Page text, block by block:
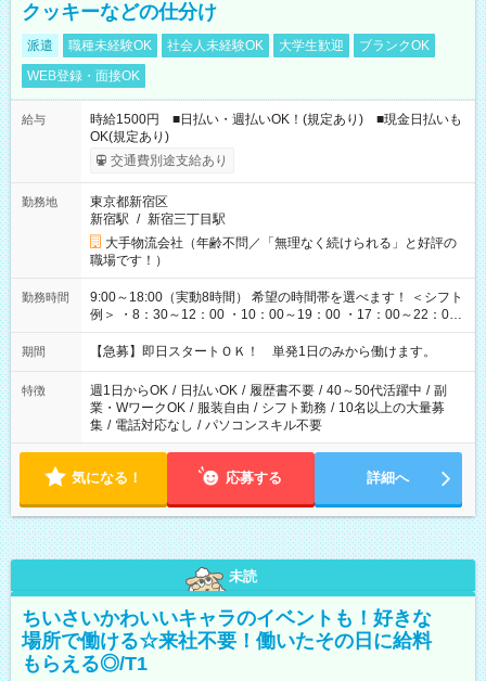
クッキーなどの仕分け
派遣 職種未経験OK 社会人未経験OK 大学生歓迎
ブランクOK
WEB登録・面接OK
給与
時給1500円 ■日払い・週払いOK！(規定あり) ■現金日払いも
OK(規定あり)
交通費別途支給あり
勤務地
東京都新宿区
新宿駅 / 新宿三丁目駅
大手物流会社（年齢不問／「無理なく続けられる」と好評の
職場です！）
勤務時間
9:00～18:00（実動8時間） 希望の時間帯を選べます！ ＜シフト
例＞ ・8：30～12：00 ・10：00～19：00 ・17：00～22：00
・13：00～22：00 ・22：00～翌6：00 など
期間 【急募】即日スタートＯＫ！ 単発1日のみから働けます。
特徴 週1日からOK / 日払いOK / 履歴書不要 / 40～50代活躍中 / 副
業・WワークOK / 服装自由 / シフト勤務 / 10名以上の大量募
集 / 電話対応なし / パソコンスキル不要
気になる！ 応募する 詳細へ
未読
ちいさいかわいいキャラのイベントも！好きな
場所で働ける☆来社不要！働いたその日に給料
もらえる◎/T1